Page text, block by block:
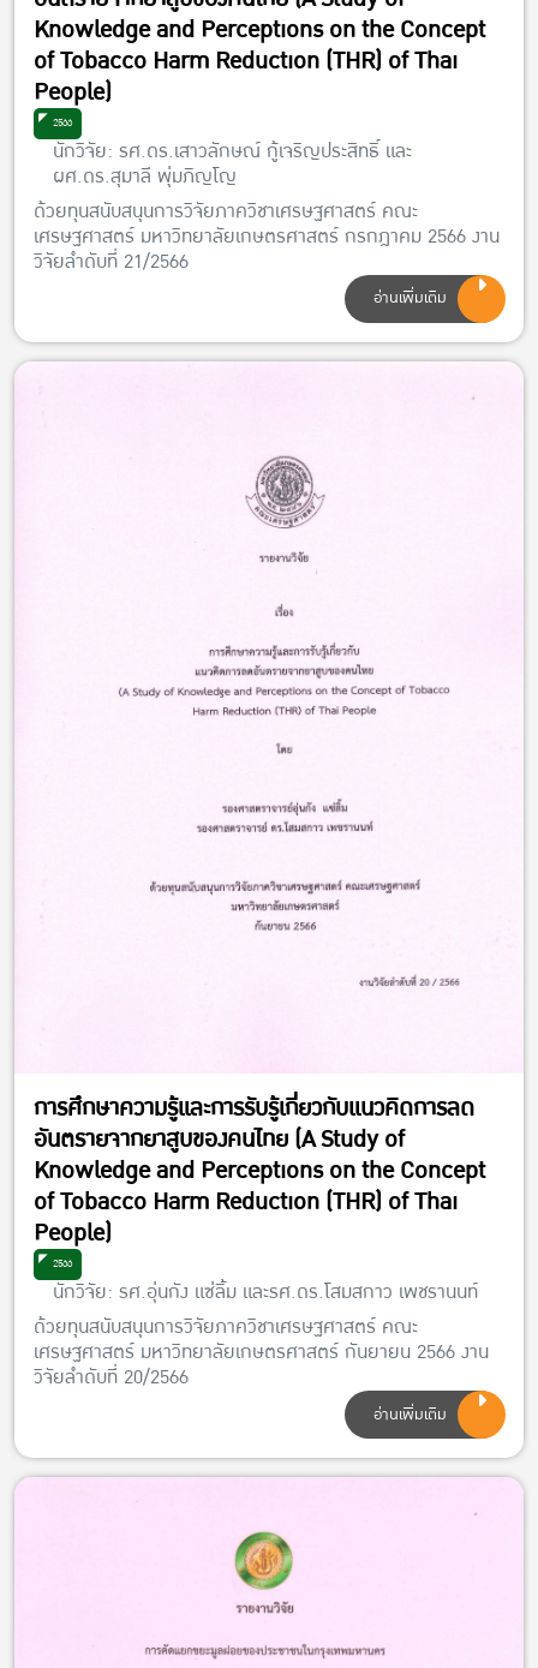
Knowledge and Perceptions on the Concept
of Tobacco Harm Reduction (THR) of Thai
People)
2566
นักวิจัย: รศ.ดร.เสาวลักษณ์ กู้เจริญประสิทธิ์ และ
ผศ.ดร.สุมาลี พุ่มภิญโญ
ด้วยทุนสนับสนุนการวิจัยภาควิชาเศรษฐศาสตร์ คณะ
เศรษฐศาสตร์ มหาวิทยาลัยเกษตรศาสตร์ กรกฎาคม 2566 งาน
วิจัยลำดับที่ 21/2566
อ่านเพิ่มเติม
การศึกษาความรู้และการรับรู้เกี่ยวกับแนวคิดการลด
อันตรายจากยาสูบของคนไทย (A Study of
Knowledge and Perceptions on the Concept
of Tobacco Harm Reduction (THR) of Thai
People)
2566
นักวิจัย: รศ.อุ่นกัง แซ่ลิ้ม และรศ.ดร.โสมสกาว เพชรานนท์
ด้วยทุนสนับสนุนการวิจัยภาควิชาเศรษฐศาสตร์ คณะ
เศรษฐศาสตร์ มหาวิทยาลัยเกษตรศาสตร์ กันยายน 2566 งาน
วิจัยลำดับที่ 20/2566
อ่านเพิ่มเติม